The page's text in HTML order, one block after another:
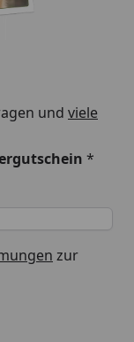
und viele
*
zur